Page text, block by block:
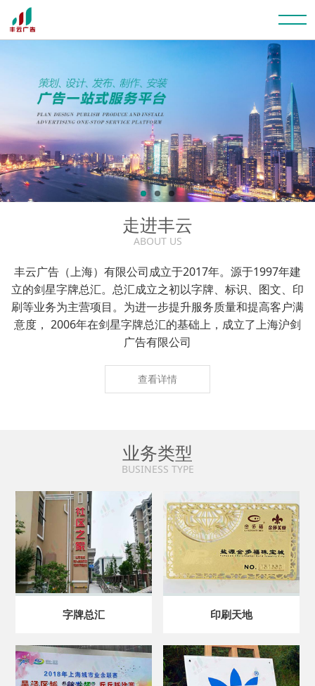
走进丰云
ABOUT US
丰云广告（上海）有限公司成立于2017年。源于1997年建
立的剑星字牌总汇。总汇成立之初以字牌、标识、图文、印
刷等业务为主营项目。为进一步提升服务质量和提高客户满
意度， 2006年在剑星字牌总汇的基础上，成立了上海沪剑
广告有限公司
查看详情
业务类型
BUSINESS TYPE
字牌总汇 印刷天地